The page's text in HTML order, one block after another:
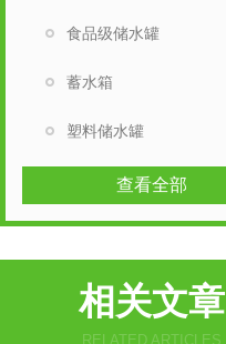
食品级储水罐
蓄水箱
塑料储水罐
查看全部
相关文章
RELATED ARTICLES